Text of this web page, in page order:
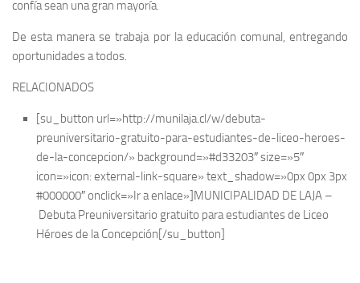
confía sean una gran mayoría.
De esta manera se trabaja por la educación comunal, entregando
oportunidades a todos.
RELACIONADOS
[su_button url=»http://munilaja.cl/w/debuta-
preuniversitario-gratuito-para-estudiantes-de-liceo-heroes-
de-la-concepcion/» background=»#d33203″ size=»5″
icon=»icon: external-link-square» text_shadow=»0px 0px 3px
#000000″ onclick=»Ir a enlace»]MUNICIPALIDAD DE LAJA –
Debuta Preuniversitario gratuito para estudiantes de Liceo
Héroes de la Concepción[/su_button]